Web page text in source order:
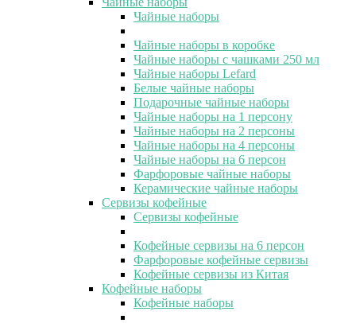
Чайные наборы
Чайные наборы в коробке
Чайные наборы с чашками 250 мл
Чайные наборы Lefard
Белые чайные наборы
Подарочные чайные наборы
Чайные наборы на 1 персону
Чайные наборы на 2 персоны
Чайные наборы на 4 персоны
Чайные наборы на 6 персон
Фарфоровые чайные наборы
Керамические чайные наборы
Сервизы кофейные
Сервизы кофейные
Кофейные сервизы на 6 персон
Фарфоровые кофейные сервизы
Кофейные сервизы из Китая
Кофейные наборы
Кофейные наборы